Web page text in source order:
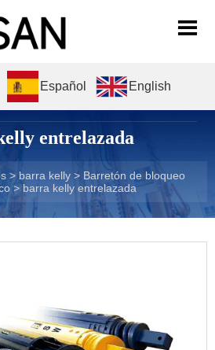

Español English
entrelazada
> barra kelly > Barretón de bloqueo
> barra kelly entrelazada